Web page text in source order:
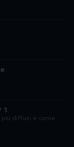
1
diffusi e come